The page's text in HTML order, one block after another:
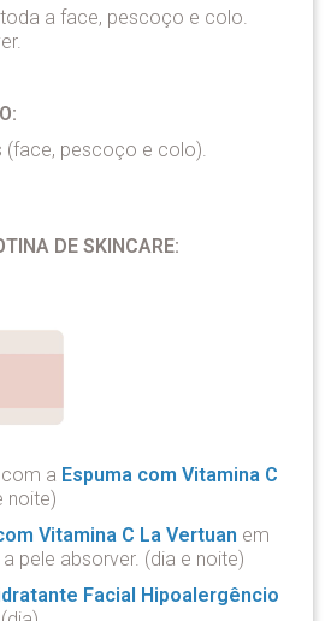
a face, pescoço e colo.
(face, pescoço e colo).
DE SKINCARE:
a Espuma com Vitamina C
noite)
Vitamina C La Vertuan em
pele absorver. (dia e noite)
Facial Hipoalergêncio